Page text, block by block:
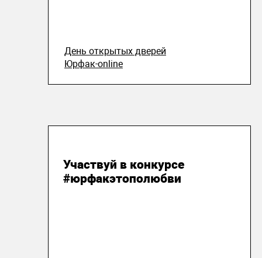
День открытых дверей
Юрфак-online
Участвуй в конкурсе
#юрфакэтополюбви